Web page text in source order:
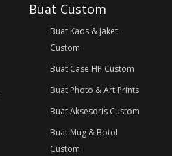
Buat Custom
Buat Kaos & Jaket
Custom
Buat Case HP Custom
Buat Photo & Art Prints
Buat Aksesoris Custom
Buat Mug & Botol
Custom